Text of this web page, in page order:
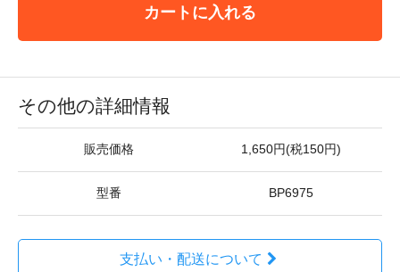
カートに入れる
その他の詳細情報
販売価格 1,650円(税150円)
型番 BP6975
支払い・配送について